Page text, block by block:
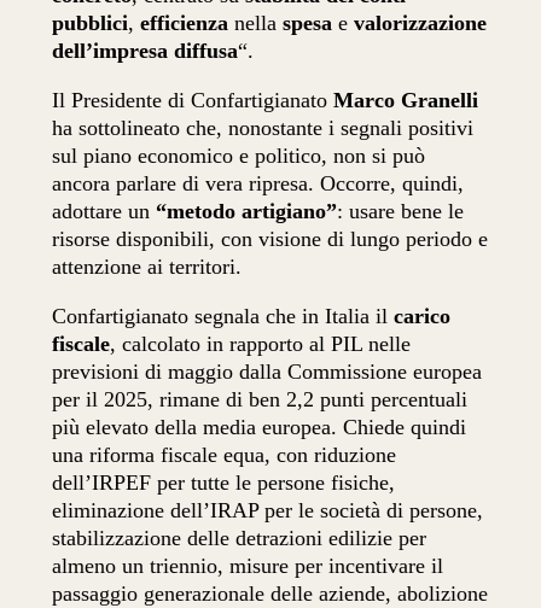
pubblici,efficienza nellaspesa evalorizzazione
dell’impresa diffusa“.
Il Presidente di Confartigianato Marco Granelli
ha sottolineato che, nonostante i segnali positivi
sul piano economico e politico, non si può
ancora parlare di vera ripresa. Occorre, quindi,
adottare un “metodo artigiano”: usare bene le
risorse disponibili, con visione di lungo periodo e
attenzione ai territori.
Confartigianato segnala che in Italia il carico
fiscale, calcolato in rapporto al PIL nelle
previsioni di maggio dalla Commissione europea
per il 2025, rimane di ben 2,2 punti percentuali
più elevato della media europea. Chiede quindi
una riforma fiscale equa, con riduzione
dell’IRPEF per tutte le persone fisiche,
eliminazione dell’IRAP per le società di persone,
stabilizzazione delle detrazioni edilizie per
almeno un triennio, misure per incentivare il
passaggio generazionale delle aziende, abolizione